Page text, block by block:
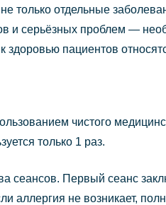
только отдельные
серьёзных проблем —
пациентов
чистого
только 1 раз.
сеансов. Первый сеанс
аллергия не возникает,